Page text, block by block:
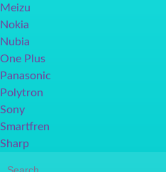
Meizu
Nokia
Nubia
One Plus
Panasonic
Polytron
Sony
Smartfren
Sharp